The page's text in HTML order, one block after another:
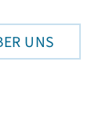
UNS